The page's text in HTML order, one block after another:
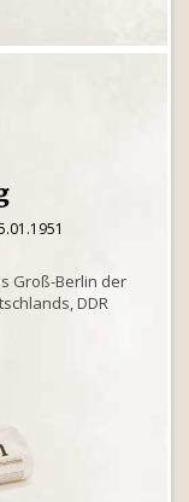
Groß-Berlin der
DDR